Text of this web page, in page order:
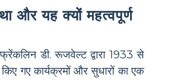
और यह क्यों महत्वपूर्ण
फ्रेंकलिन डी. रूजवेल्ट द्वारा 1933 से
गए कार्यक्रमों और सुधारों का एक